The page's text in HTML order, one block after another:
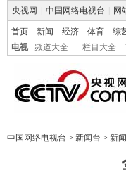
央视网 中国网络电视台 网
首页 新闻 经济 体育 综
电视
频道大全 栏目大全
中国网络电视台 > 新闻台 > 新